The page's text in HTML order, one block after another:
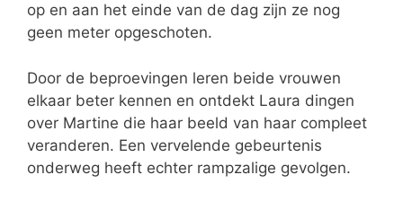
op en aan het einde van de dag zijn ze nog
geen meter opgeschoten.
Door de beproevingen leren beide vrouwen
elkaar beter kennen en ontdekt Laura dingen
over Martine die haar beeld van haar compleet
veranderen. Een vervelende gebeurtenis
onderweg heeft echter rampzalige gevolgen.